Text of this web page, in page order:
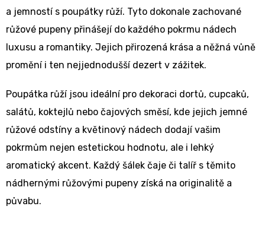
a jemností s poupátky růží. Tyto dokonale zachované
růžové pupeny přinášejí do každého pokrmu nádech
luxusu a romantiky. Jejich přirozená krása a něžná vůně
promění i ten nejjednodušší dezert v zážitek.
Poupátka růží jsou ideální pro dekoraci dortů, cupcaků,
salátů, koktejlů nebo čajových směsí, kde jejich jemné
růžové odstíny a květinový nádech dodají vašim
pokrmům nejen estetickou hodnotu, ale i lehký
aromatický akcent. Každý šálek čaje či talíř s těmito
nádhernými růžovými pupeny získá na originalitě a
půvabu.